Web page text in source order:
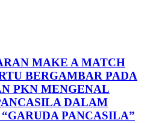
MAKE A MATCH
BERGAMBAR PADA
PKN MENGENAL
DALAM
PANCASILA”